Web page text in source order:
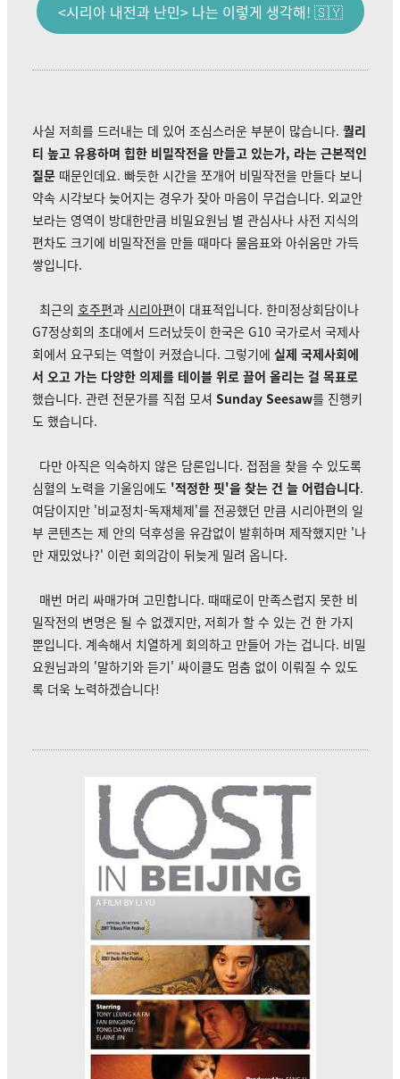
<시리아 내전과 난민> 나는 이렇게 생각해! 🇸🇾
사실 저희를 드러내는 데 있어 조심스러운 부분이 많습니다. 퀄리
티 높고 유용하며 힙한 비밀작전을 만들고 있는가, 라는 근본적인
질문 때문인데요. 빠듯한 시간을 쪼개어 비밀작전을 만들다 보니
약속 시각보다 늦어지는 경우가 잦아 마음이 무겁습니다. 외교안
보라는 영역이 방대한만큼 비밀요원님 별 관심사나 사전 지식의
편차도 크기에 비밀작전을 만들 때마다 물음표와 아쉬움만 가득
쌓입니다.
최근의 호주편과 시리아편이 대표적입니다. 한미정상회담이나
G7정상회의 초대에서 드러났듯이 한국은 G10 국가로서 국제사
회에서 요구되는 역할이 커졌습니다. 그렇기에 실제 국제사회에
서 오고 가는 다양한 의제를 테이블 위로 끌어 올리는 걸 목표로
했습니다. 관련 전문가를 직접 모셔 Sunday Seesaw를 진행키
도 했습니다.
다만 아직은 익숙하지 않은 담론입니다. 접점을 찾을 수 있도록
심혈의 노력을 기울임에도 '적정한 핏'을 찾는 건 늘 어렵습니다.
여담이지만 '비교정치-독재체제'를 전공했던 만큼 시리아편의 일
부 콘텐츠는 제 안의 덕후성을 유감없이 발휘하며 제작했지만 '나
만 재밌었나?' 이런 회의감이 뒤늦게 밀려 옵니다.
매번 머리 싸매가며 고민합니다. 때때로이 만족스럽지 못한 비
밀작전의 변명은 될 수 없겠지만, 저희가 할 수 있는 건 한 가지
뿐입니다. 계속해서 치열하게 회의하고 만들어 가는 겁니다. 비밀
요원님과의 '말하기와 듣기' 싸이클도 멈춤 없이 이뤄질 수 있도
록 더욱 노력하겠습니다!